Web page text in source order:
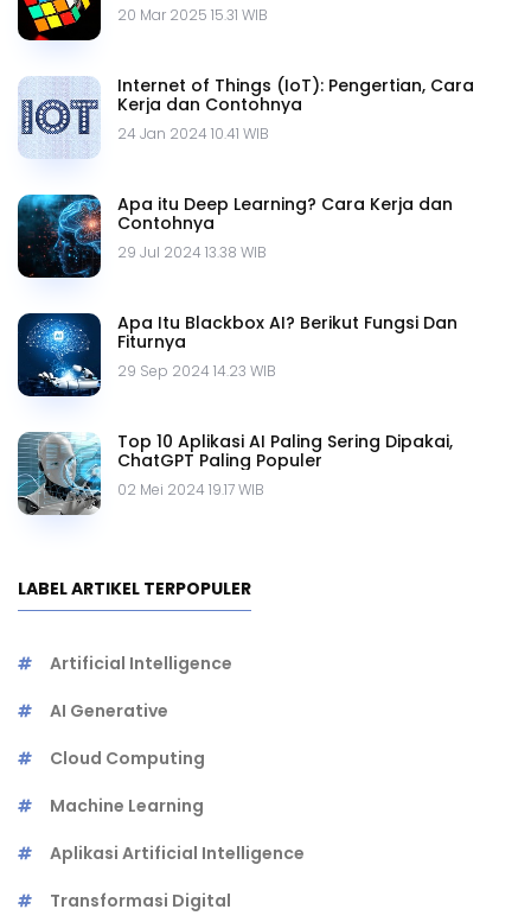
20 Mar 2025 15.31 WIB
Internet of Things (IoT): Pengertian, Cara
Kerja dan Contohnya
24 Jan 2024 10.41 WIB
Apa itu Deep Learning? Cara Kerja dan
Contohnya
29 Jul 2024 13.38 WIB
Apa Itu Blackbox AI? Berikut Fungsi Dan
Fiturnya
29 Sep 2024 14.23 WIB
Top 10 Aplikasi AI Paling Sering Dipakai,
ChatGPT Paling Populer
02 Mei 2024 19.17 WIB
LABEL ARTIKEL TERPOPULER
Artificial Intelligence
AI Generative
Cloud Computing
Machine Learning
Aplikasi Artificial Intelligence
Transformasi Digital